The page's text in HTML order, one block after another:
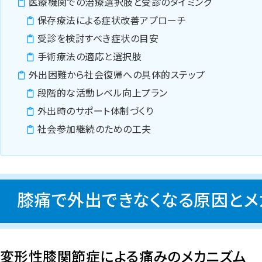
保存療法による症状改善アプローチ
受診を検討すべき症状の目安
手術療法の適応と選択肢
外出困難から社会復帰への具体的ステップ
段階的な活動レベル向上プラン
外出時のサポート体制づくり
社会参加継続のための工夫
膝痛で外出できなくなる原因と
変形性膝関節症による痛みのメカニズム